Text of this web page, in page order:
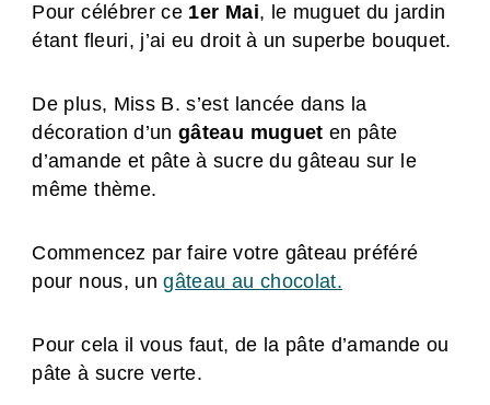
Pour célébrer ce 1er Mai, le muguet du jardin
étant fleuri, j’ai eu droit à un superbe bouquet.
De plus, Miss B. s’est lancée dans la
décoration d’ungâteau mugueten pâte
d’amande et pâte à sucre du gâteau sur le
même thème.
Commencez par faire votre gâteau préféré
pour nous, ungâteau au chocolat.
Pour cela il vous faut, de la pâte d’amande ou
pâte à sucre verte.